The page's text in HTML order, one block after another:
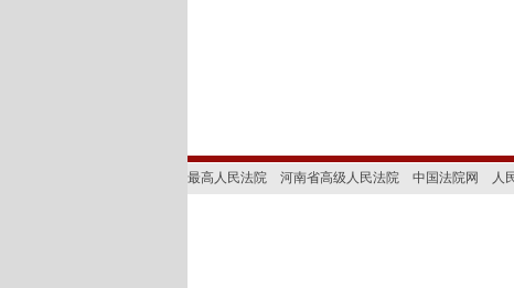
最高人民法院 河南省高级人民法院 中国法院网 人